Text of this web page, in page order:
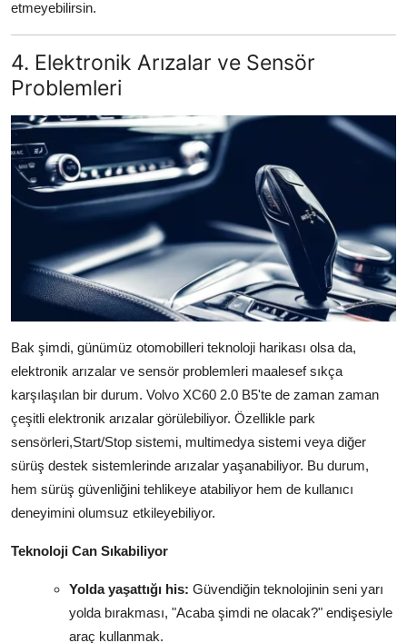
etmeyebilirsin.
4. Elektronik Arızalar ve Sensör
Problemleri
Bak şimdi, günümüz otomobilleri teknoloji harikası olsa da,
elektronik arızalar ve sensör problemleri maalesef sıkça
karşılaşılan bir durum. Volvo XC60 2.0 B5'te de zaman zaman
çeşitli elektronik arızalar görülebiliyor. Özellikle park
sensörleri,Start/Stop sistemi, multimedya sistemi veya diğer
sürüş destek sistemlerinde arızalar yaşanabiliyor. Bu durum,
hem sürüş güvenliğini tehlikeye atabiliyor hem de kullanıcı
deneyimini olumsuz etkileyebiliyor.
Teknoloji Can Sıkabiliyor
Yolda yaşattığı his: Güvendiğin teknolojinin seni yarı
yolda bırakması, "Acaba şimdi ne olacak?" endişesiyle
araç kullanmak.